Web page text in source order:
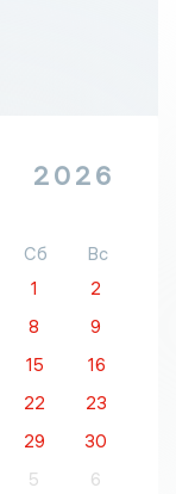
2026
Сб
Вс
1
2
8
9
15
16
22
23
29
30
5 6